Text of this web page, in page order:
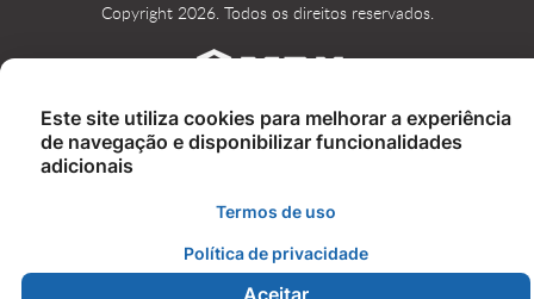
Copyright 2026. Todos os direitos reservados.
Este site utiliza cookies para melhorar a experiência
de navegação e disponibilizar funcionalidades
adicionais
Termos de uso
Política de privacidade
Aceitar